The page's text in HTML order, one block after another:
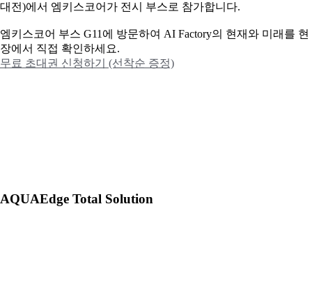
대전)에서 엠키스코어가 전시 부스로 참가합니다.
엠키스코어 부스 G11에 방문하여 AI Factory의 현재와 미래를 현
장에서 직접 확인하세요.
무료 초대권 신청하기 (선착순 증정)
AQUAEdge Total Solution